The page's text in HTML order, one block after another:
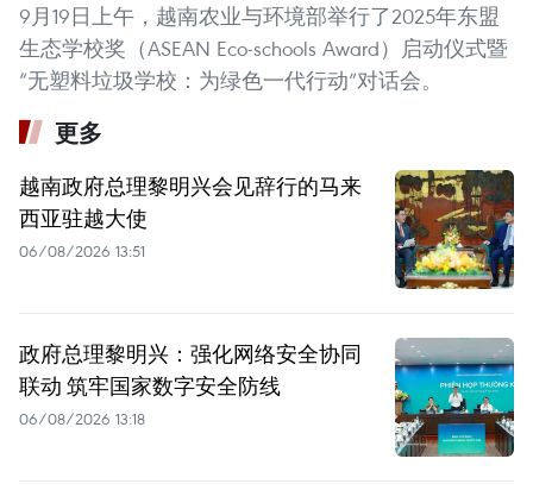
9月19日上午，越南农业与环境部举行了2025年东盟
生态学校奖（ASEAN Eco-schools Award）启动仪式暨
“无塑料垃圾学校：为绿色一代行动”对话会。
更多
越南政府总理黎明兴会见辞行的马来
西亚驻越大使
06/08/2026 13:51
政府总理黎明兴：强化网络安全协同
联动 筑牢国家数字安全防线
06/08/2026 13:18